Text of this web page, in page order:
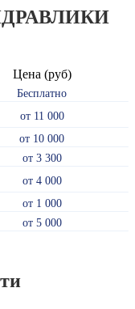
Цена (руб)
Бесплатно
от 11 000
от 10 000
от 3 300
от 4 000
от 1 000
от 5 000